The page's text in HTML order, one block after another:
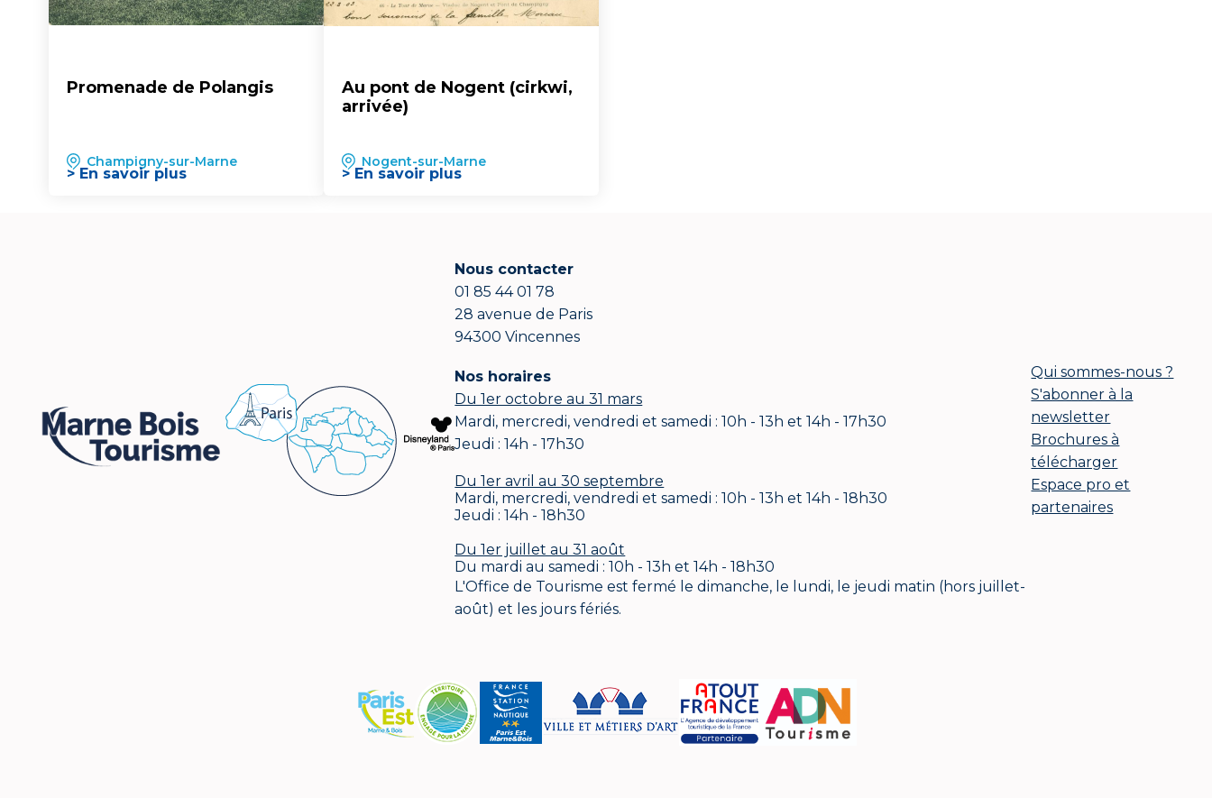
Promenade de Polangis
Champigny-sur-Marne
> En savoir plus
Au pont de Nogent (cirkwi,
arrivée)
Nogent-sur-Marne
> En savoir plus
Nous contacter
01 85 44 01 78
28 avenue de Paris
94300 Vincennes
Nos horaires
Du 1er octobre au 31 mars
Mardi, mercredi, vendredi et samedi : 10h - 13h et 14h - 17h30
Jeudi : 14h - 17h30
Du 1er avril au 30 septembre
Mardi, mercredi, vendredi et samedi : 10h - 13h et 14h - 18h30
Jeudi : 14h - 18h30
Du 1er juillet au 31 août
Du mardi au samedi : 10h - 13h et 14h - 18h30
L'Office de Tourisme est fermé le dimanche, le lundi, le jeudi matin (hors juillet-
août) et les jours fériés.
Qui sommes-nous ?
S'abonner à la
newsletter
Brochures à
télécharger
Espace pro et
partenaires